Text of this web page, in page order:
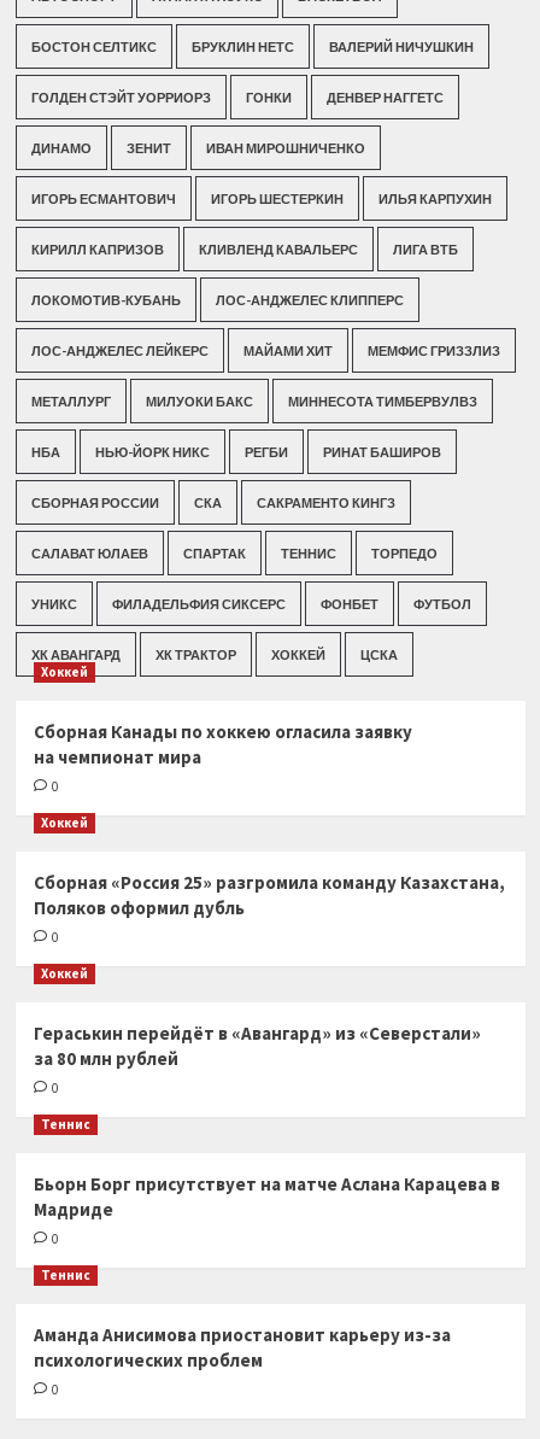
БОСТОН СЕЛТИКС БРУКЛИН НЕТС ВАЛЕРИЙ НИЧУШКИН
ГОЛДЕН СТЭЙТ УОРРИОРЗ ГОНКИ ДЕНВЕР НАГГЕТС
ДИНАМО ЗЕНИТ ИВАН МИРОШНИЧЕНКО
ИГОРЬ ЕСМАНТОВИЧ ИГОРЬ ШЕСТЕРКИН ИЛЬЯ КАРПУХИН
КИРИЛЛ КАПРИЗОВ КЛИВЛЕНД КАВАЛЬЕРС ЛИГА ВТБ
ЛОКОМОТИВ-КУБАНЬ ЛОС-АНДЖЕЛЕС КЛИППЕРС
ЛОС-АНДЖЕЛЕС ЛЕЙКЕРС МАЙАМИ ХИТ МЕМФИС ГРИЗЗЛИЗ
МЕТАЛЛУРГ МИЛУОКИ БАКС МИННЕСОТА ТИМБЕРВУЛВЗ
НБА НЬЮ-ЙОРК НИКС РЕГБИ РИНАТ БАШИРОВ
СБОРНАЯ РОССИИ СКА САКРАМЕНТО КИНГЗ
САЛАВАТ ЮЛАЕВ СПАРТАК ТЕННИС ТОРПЕДО
УНИКС ФИЛАДЕЛЬФИЯ СИКСЕРС ФОНБЕТ ФУТБОЛ
ХК АВАНГАРД ХК ТРАКТОР ХОККЕЙ ЦСКА
Хоккей
Сборная Канады по хоккею огласила заявку
на чемпионат мира
0
Хоккей
Сборная «Россия 25» разгромила команду Казахстана,
Поляков оформил дубль
0
Хоккей
Гераськин перейдёт в «Авангард» из «Северстали»
за 80 млн рублей
0
Теннис
Бьорн Борг присутствует на матче Аслана Карацева в
Мадриде
0
Теннис
Аманда Анисимова приостановит карьеру из-за
психологических проблем
0